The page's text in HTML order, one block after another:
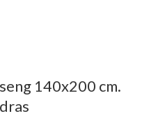
140x200 cm.